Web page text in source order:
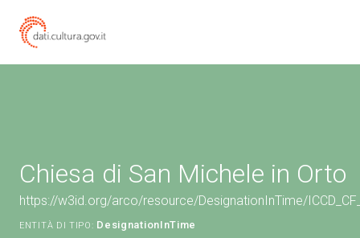
Chiesa di San Michele in Orto
https://w3id.org/arco/resource/DesignationInTime/
ENTITÀ DI TIPO: DesignationInTime